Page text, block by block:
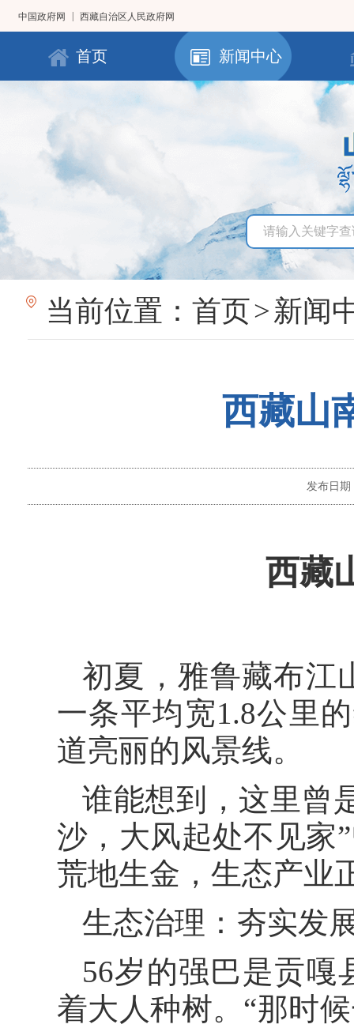
中国政府网 西藏自治区人民政府网
首页 新闻中心
当前位置： 首页>新闻
西藏山
发布日期
西藏
初夏，雅鲁藏布江
一条平均宽1.8公里
道亮丽的风景线。
谁能想到，这里曾
沙，大风起处不见家
荒地生金，生态产业
生态治理：夯实发
56岁的强巴是贡嘎
着大人种树。“那时